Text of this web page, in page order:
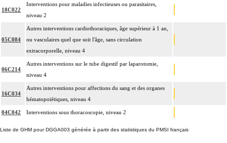
18C022
Interventions pour maladies infectieuses ou parasitaires,
niveau 2
05C084
Autres interventions cardiothoraciques, âge supérieur à 1 an,
ou vasculaires quel que soit l'âge, sans circulation
extracorporelle, niveau 4
06C214
Autres interventions sur le tube digestif par laparotomie,
niveau 4
16C034
Autres interventions pour affections du sang et des organes
hématopoïétiques, niveau 4
04C042 Interventions sous thoracoscopie, niveau 2
Liste de GHM pour DGGA003 générée à partir des statistiques du PMSI français